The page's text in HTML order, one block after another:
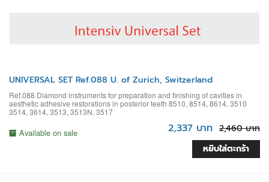
UNIVERSAL SET Ref.088 U. of Zurich, Switzerland
Ref.088 Diamond instruments for preparation and finishing of cavities in
aesthetic adhesive restorations in posterior teeth 8510, 8514, 8614, 3510
3514, 3614, 3513, 3513N, 3517
Available on sale 2,337 บาท 2,460 บาท
หยิบใส่ตะกร้า